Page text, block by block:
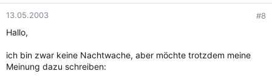
13.05.2003 #8
Hallo,
ich bin zwar keine Nachtwache, aber möchte trotzdem meine
Meinung dazu schreiben: